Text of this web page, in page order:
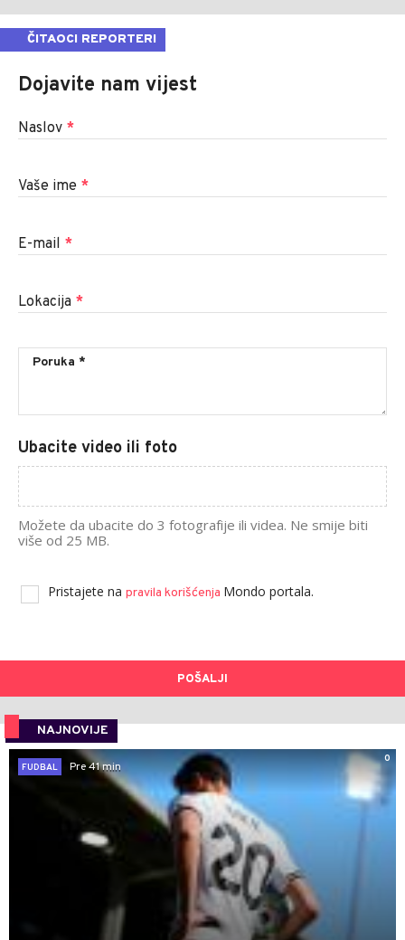
ČITAOCI REPORTERI
Dojavite nam vijest
Naslov *
Vaše ime *
E-mail *
Lokacija *
Ubacite video ili foto
Možete da ubacite do 3 fotografije ili videa. Ne smije biti
više od 25 MB.
Pristajete na pravila korišćenja Mondo portala.
POŠALJI
NAJNOVIJE
0
FUDBAL
Pre 41 min